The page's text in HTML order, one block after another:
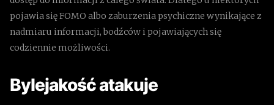
pojawia się FOMO albo zaburzenia psychiczne wynikające z
nadmiaru informacji, bodźców i pojawiających się
codziennie możliwości.
Bylejakość atakuje